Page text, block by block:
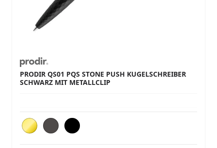
PRODIR QS01 PQS STONE PUSH KUGELSCHREIBER
SCHWARZ MIT METALLCLIP